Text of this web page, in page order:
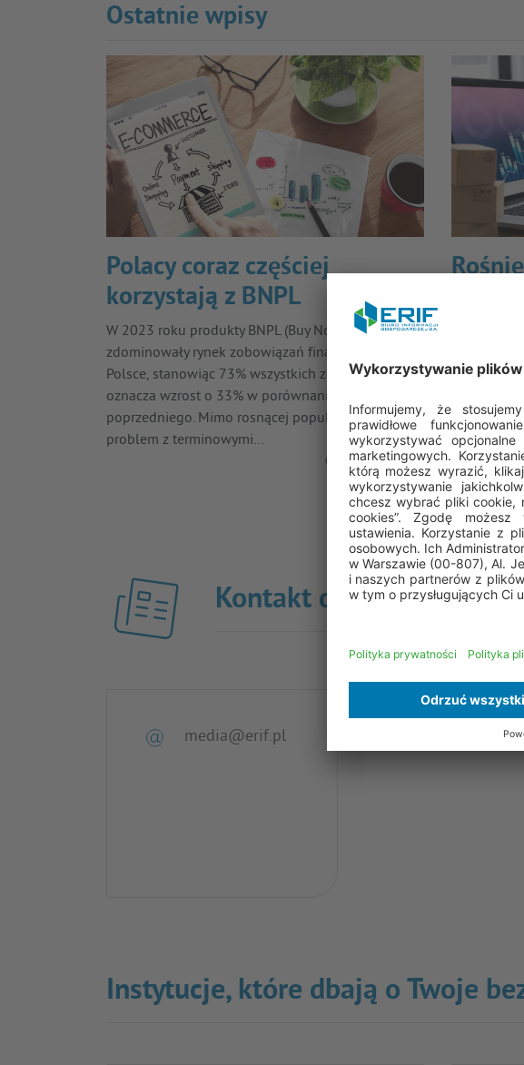
Ostatnie wpisy
Polacy coraz częściej
korzystają z BNPL
W 2023 roku produkty BNPL (Buy Now Pay Later)
zdominowały rynek zobowiązań finansowych w
Polsce, stanowiąc 73% wszystkich zobowiązań, co
oznacza wzrost o 33% w porównaniu do roku
poprzedniego. Mimo rosnącej popularności,
problem z terminowymi…
Czytaj więcej→
Nawet
liczba
tylko do
o 84%
Kontakt dla prasy
media@erif.pl
Instytucje, które dbają o Twoje